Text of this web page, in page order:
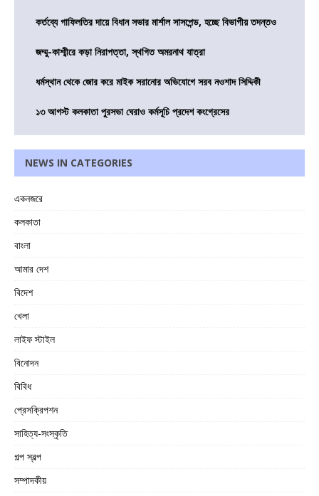
কর্তব্যে গাফিলতির দায়ে বিধান সভার মার্শাল সাসপেন্ড, হচ্ছে বিভাগীয় তদন্তও
জম্মু-কাশ্মীরে কড়া নিরাপত্তা, স্থগিত অমরনাথ যাত্রা
ধর্মস্থান থেকে জোর করে মাইক সরানোর অভিযোগে সরব নওশাদ সিদ্দিকী
১৩ আগস্ট কলকাতা পুরসভা ঘেরাও কর্মসূচি প্রদেশ কংগ্রেসের
NEWS IN CATEGORIES
একনজরে
কলকাতা
বাংলা
আমার দেশ
বিদেশ
খেলা
লাইফ স্টাইল
বিনোদন
বিবিধ
প্রেসক্রিপশন
সাহিত্য-সংস্কৃতি
গল্প স্বল্প
সম্পাদকীয়